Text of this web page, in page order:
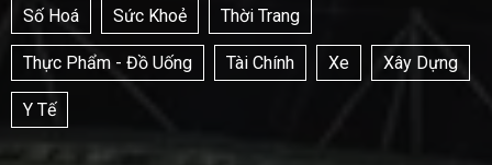
Số Hoá Sức Khoẻ Thời Trang
Thực Phẩm - Đồ Uống Tài Chính Xe Xây Dựng
Y Tế